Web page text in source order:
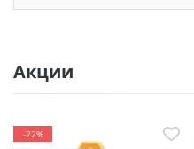
Акции
-22%